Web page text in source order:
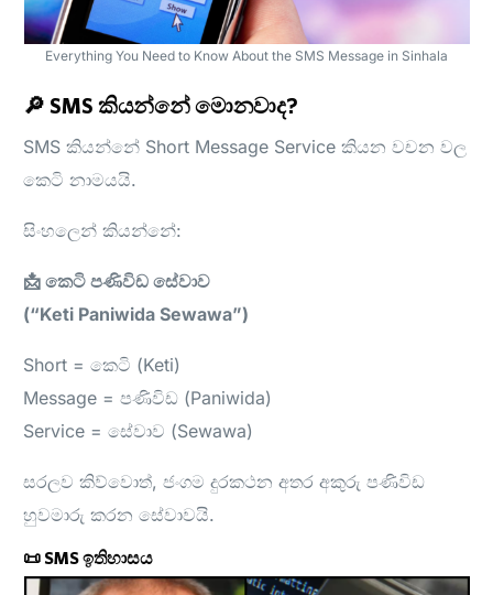
Everything You Need to Know About the SMS Message in Sinhala
🔎 SMS කියන්නේ මොනවාද?
SMS කියන්නේ Short Message Service කියන වචන වල
කෙටි නාමයයි.
සිංහලෙන් කියන්නේ:
📩 කෙටි පණිවිඩ සේවාව
(“Keti Paniwida Sewawa”)
Short = කෙටි (Keti)
Message = පණිවිඩ (Paniwida)
Service = සේවාව (Sewawa)
සරලව කිව්වොත්, ජංගම දුරකථන අතර අකුරු පණිවිඩ
හුවමාරු කරන සේවාවයි.
📜 SMS ඉතිහාසය